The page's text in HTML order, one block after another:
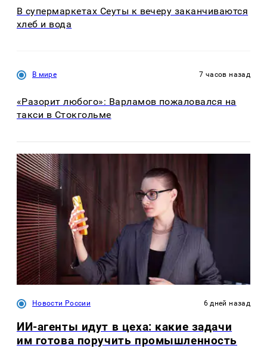
В супермаркетах Сеуты к вечеру заканчиваются
хлеб и вода
В мире 7 часов назад
«Разорит любого»: Варламов пожаловался на
такси в Стокгольме
Новости России 6 дней назад
ИИ-агенты идут в цеха: какие задачи
им готова поручить промышленность